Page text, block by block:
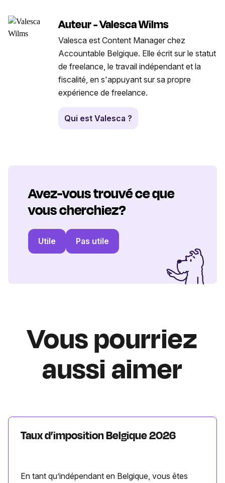
Auteur - Valesca Wilms
Valesca est Content Manager chez
Accountable Belgique. Elle écrit sur le statut
de freelance, le travail indépendant et la
fiscalité, en s'appuyant sur sa propre
expérience de freelance.
Qui est Valesca ?
Avez-vous trouvé ce que
vous cherchiez?
Utile Pas utile
Vous pourriez
aussi aimer
Taux d’imposition Belgique 2026
En tant qu’indépendant en Belgique, vous êtes